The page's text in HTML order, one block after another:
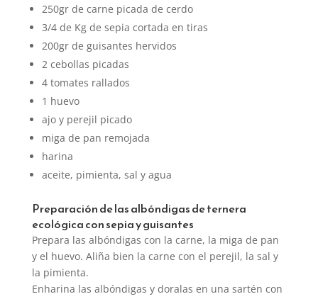
250gr de carne picada de cerdo
3/4 de Kg de sepia cortada en tiras
200gr de guisantes hervidos
2 cebollas picadas
4 tomates rallados
1 huevo
ajo y perejil picado
miga de pan remojada
harina
aceite, pimienta, sal y agua
Preparación de las albóndigas de ternera
ecológica con sepia y guisantes
Prepara las albóndigas con la carne, la miga de pan
y el huevo. Aliña bien la carne con el perejil, la sal y
la pimienta.
Enharina las albóndigas y doralas en una sartén con